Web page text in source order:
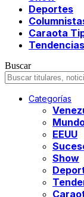
Deportes
Caraota
Tendencias
Buscar
Categorías
EEUU
Show